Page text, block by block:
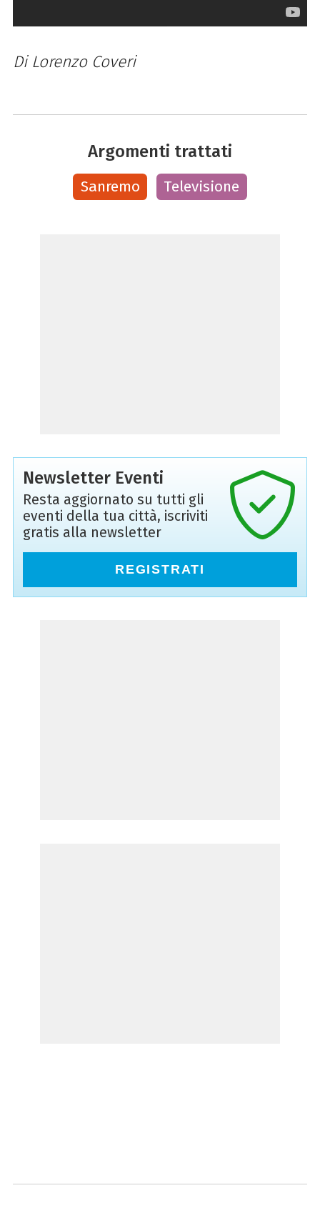
Di Lorenzo Coveri
Argomenti trattati
Sanremo Televisione
Newsletter Eventi
Resta aggiornato su tutti gli
eventi della tua città, iscriviti
gratis alla newsletter
REGISTRATI